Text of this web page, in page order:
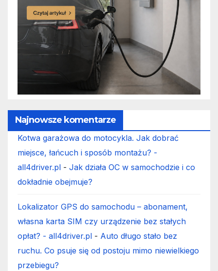
Najnowsze komentarze
Kotwa garażowa do motocykla. Jak dobrać
miejsce, łańcuch i sposób montażu? -
all4driver.pl - Jak działa OC w samochodzie i co
dokładnie obejmuje?
Lokalizator GPS do samochodu – abonament,
własna karta SIM czy urządzenie bez stałych
opłat? - all4driver.pl - Auto długo stało bez
ruchu. Co psuje się od postoju mimo niewielkiego
przebiegu?